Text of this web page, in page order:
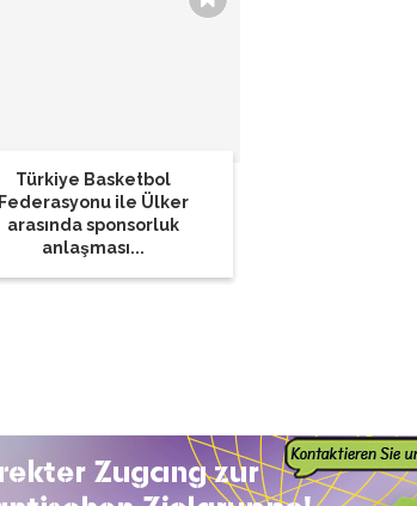
Türkiye Basketbol
Federasyonu ile Ülker
arasında sponsorluk
anlaşması...